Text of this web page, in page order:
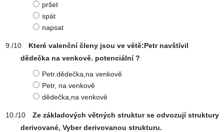
pršet
spát
napsat
Které valenční členy jsou ve větě:Petr navštívil
dědečka na venkově. potenciální ?
Petr.dědečka,na venkově
Petr, na venkově
dědečka,na venkově
Ze základových větných struktur se odvozují struktury
derivované, Vyber derivovanou strukturu.